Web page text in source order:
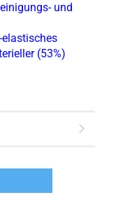
und
elastisches
(53%)